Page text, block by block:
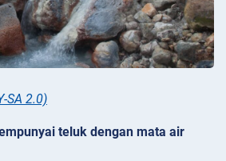
SA 2.0)
teluk dengan mata air